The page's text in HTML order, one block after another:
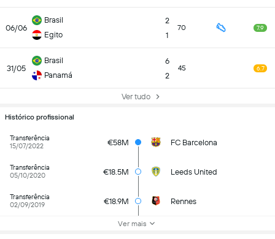
06/06
Brasil
Egito
2
1
70 7.9
31/05
Brasil
Panamá
6
2
45 6.7
Ver tudo
Histórico profissional
Transferência
15/07/2022
€58M FC Barcelona
Transferência
05/10/2020
€18.5M Leeds United
Transferência
02/09/2019
€18.9M Rennes
Ver mais